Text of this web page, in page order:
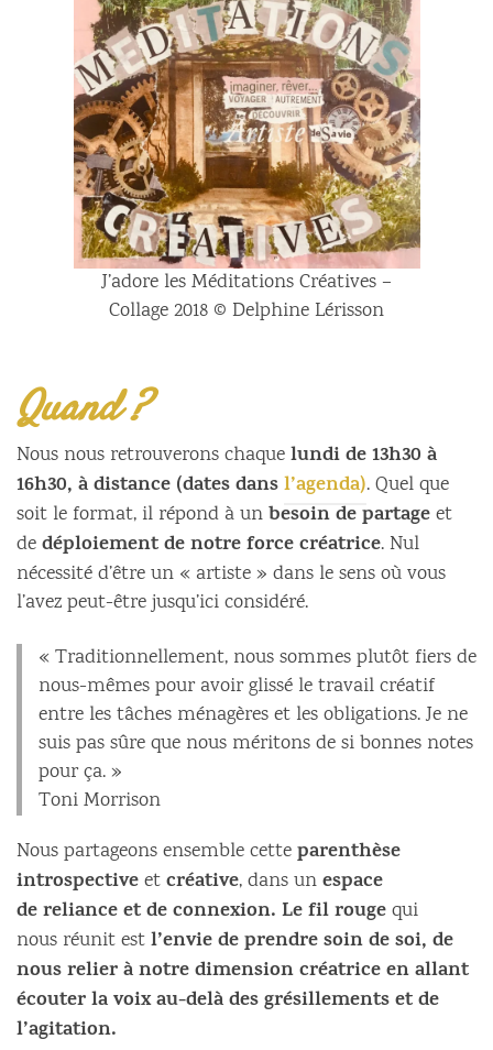
J’adore les Méditations Créatives –
Collage 2018 © Delphine Lérisson
Quand ?
Nous nous retrouverons chaquelundi de 13h30 à
16h30, à distance (dates dansl’agenda). Quel que
soit le format, il répond à unbesoin de partageet
dedéploiement de notre force créatrice. Nul
nécessité d’être un « artiste » dans le sens où vous
l’avez peut-être jusqu’ici considéré.
« Traditionnellement, nous sommes plutôt fiers de
nous-mêmes pour avoir glissé le travail créatif
entre les tâches ménagères et les obligations. Je ne
suis pas sûre que nous méritons de si bonnes notes
pour ça. »
Toni Morrison
Nous partageons ensemble cetteparenthèse
introspectiveetcréative, dans unespace
de reliance et de connexion. Le fil rougequi
nous réunit estl’envie de prendre soin de soi, de
nous relier à notre dimension créatrice en allant
écouter la voix au-delà des grésillements et de
l’agitation.